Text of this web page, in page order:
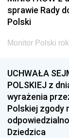
2008
2005
1996
1993
1990
1987
sprawie Rady
Polski
Monitor Polski
UCHWAŁA
POLSKIEJ z
wyrażenia
Polskiej zgody
Dziedzica